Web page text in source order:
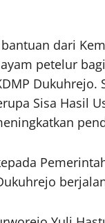
dari
petelur
Dukuhrejo.
Sisa Hasil